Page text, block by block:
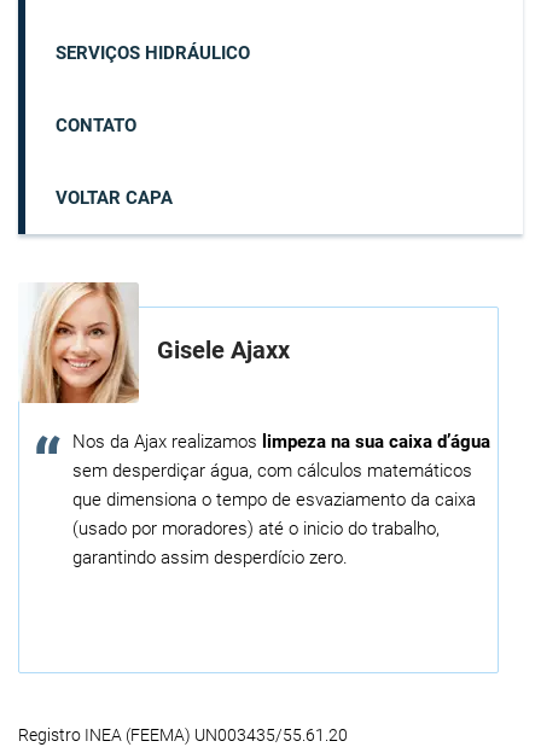
SERVIÇOS HIDRÁULICO
CONTATO
VOLTAR CAPA
Gisele Ajaxx
Nos da Ajax realizamos limpeza na sua caixa d’água
sem desperdiçar água, com cálculos matemáticos
que dimensiona o tempo de esvaziamento da caixa
(usado por moradores) até o inicio do trabalho,
garantindo assim desperdício zero.
Registro INEA (FEEMA) UN003435/55.61.20